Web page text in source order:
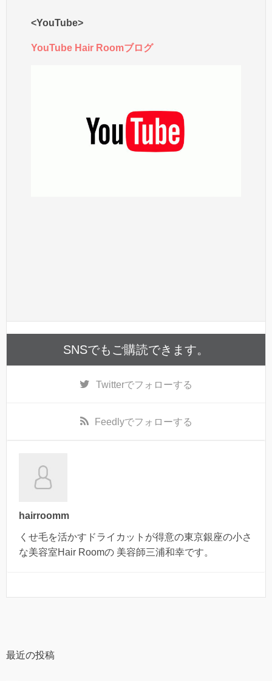
<YouTube>
YouTube Hair Roomブログ
SNSでもご購読できます。
Twitterでフォローする
Feedlyでフォローする
hairroomm
くせ毛を活かすドライカットが得意の東京銀座の小さ
な美容室Hair Roomの 美容師三浦和幸です。
最近の投稿